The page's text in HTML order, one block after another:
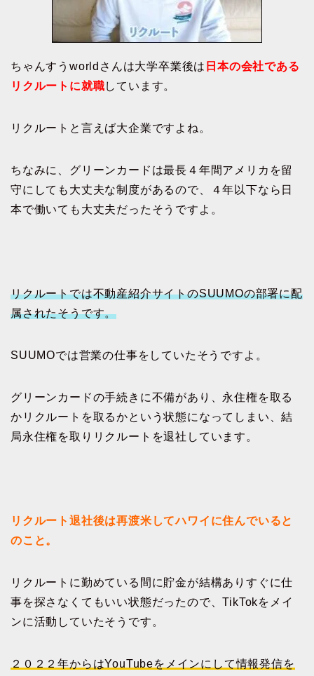
ちゃんすうworldさんは大学卒業後は 日本の会社である
リクルートに就職しています。
リクルートと言えば大企業ですよね。
ちなみに、グリーンカードは最長４年間アメリカを留
守にしても大丈夫な制度があるので、４年以下なら日
本で働いても大丈夫だったそうですよ。
リクルートでは不動産紹介サイトのSUUMOの部署に配
属されたそうです。
SUUMOでは営業の仕事をしていたそうですよ。
グリーンカードの手続きに不備があり、永住権を取る
かリクルートを取るかという状態になってしまい、結
局永住権を取りリクルートを退社しています。
リクルート退社後は再渡米してハワイに住んでいると
のこと。
リクルートに勤めている間に貯金が結構ありすぐに仕
事を探さなくてもいい状態だったので、TikTokをメイ
ンに活動していたそうです。
２０２２年からはYouTubeをメインにして情報発信を